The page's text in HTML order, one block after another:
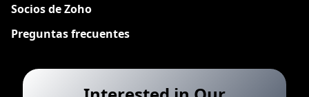
Socios de Zoho
Preguntas frecuentes